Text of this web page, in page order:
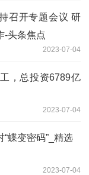
召开专题会议 研
-头条焦点
2023-07-04
，总投资6789亿
2023-07-04
蝶变密码”_精选
2023-07-04